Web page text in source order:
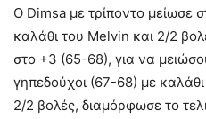
Ο Dimsa με τρίποντο μείωσε
καλάθι του Melvin και 2/2
στο +3 (65-68), για να
γηπεδούχοι (67-68) με
2/2 βολές, διαμόρφωσε το